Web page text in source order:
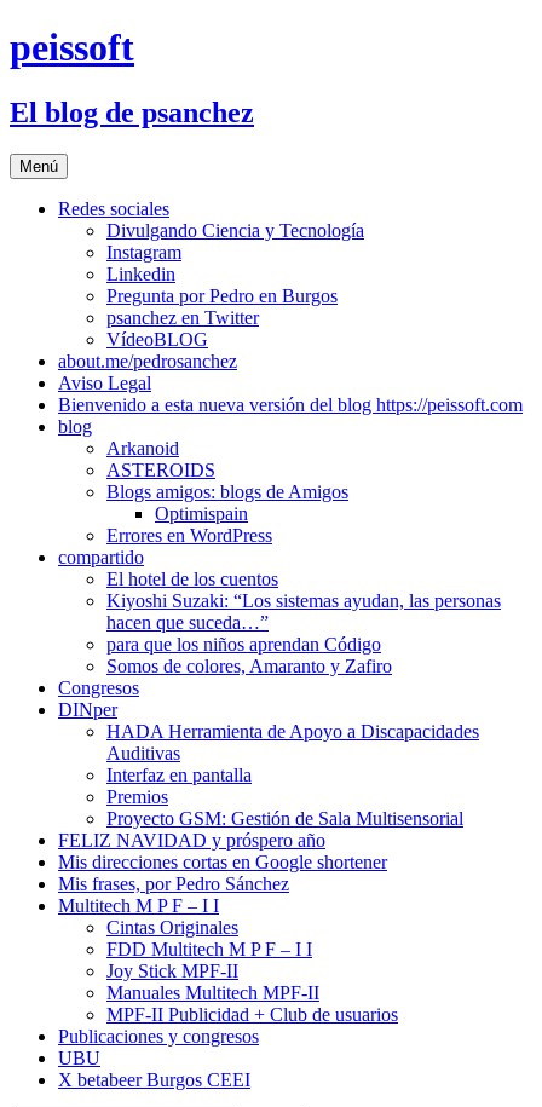
Saltar
al
peissoft
El blog de psanchez
Menú
Redes sociales
Divulgando Ciencia y Tecnología
Instagram
Linkedin
Pregunta por Pedro en Burgos
psanchez en Twitter
VídeoBLOG
about.me/pedrosanchez
Aviso Legal
Bienvenido a esta nueva versión del blog https://peissoft.com
blog
Arkanoid
ASTEROIDS
Blogs amigos: blogs de Amigos
Optimispain
Errores en WordPress
compartido
El hotel de los cuentos
Kiyoshi Suzaki: “Los sistemas ayudan, las personas
hacen que suceda…”
para que los niños aprendan Código
Somos de colores, Amaranto y Zafiro
Congresos
DINper
HADA Herramienta de Apoyo a Discapacidades
Auditivas
Interfaz en pantalla
Premios
Proyecto GSM: Gestión de Sala Multisensorial
FELIZ NAVIDAD y próspero año
Mis direcciones cortas en Google shortener
Mis frases, por Pedro Sánchez
Multitech M P F – I I
Cintas Originales
FDD Multitech M P F – I I
Joy Stick MPF-II
Manuales Multitech MPF-II
MPF-II Publicidad + Club de usuarios
Publicaciones y congresos
UBU
X betabeer Burgos CEEI